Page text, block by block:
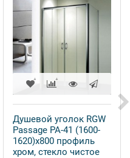
Душевой уголок RGW
Passage PA-41 (1600-
1620)х800 профиль
хром, стекло чистое